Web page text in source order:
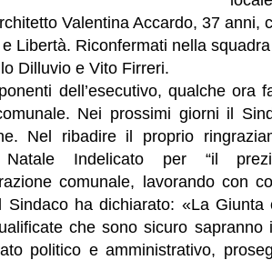
Valentina Accardo, 37
Libertà. Riconfermati nella
Dilluvio e Vito Firreri.
dell’esecutivo, qualche ora
Nei prossimi giorni il
Nel ribadire il proprio
Indelicato per “il
comunale, lavorando con
Sindaco ha dichiarato: «La
che sono sicuro
politico e amministrativo,